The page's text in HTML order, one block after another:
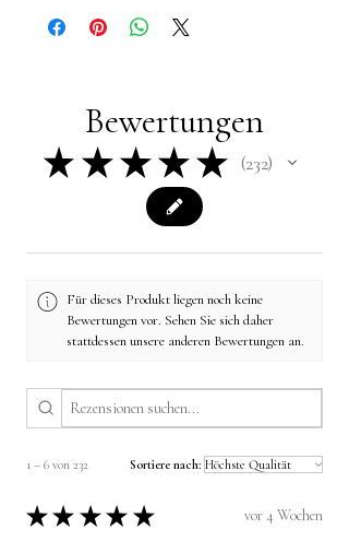
Bewertungen
★ ★ ★ ★ ★ 232
232
Für dieses Produkt liegen noch keine
Bewertungen vor. Sehen Sie sich daher
stattdessen unsere anderen Bewertungen an.
1 – 6 von 232 Sortiere nach:
★ ★ ★ ★ ★ vor 4 Wochen